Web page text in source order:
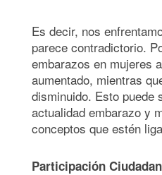
Es decir, nos
parece contradictorio.
embarazos en mujeres
aumentado, mientras
disminuido. Esto puede
actualidad embarazo y
conceptos que estén
Participación